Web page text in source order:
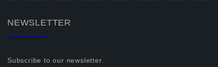
NEWSLETTER
Subscribe to our newsletter.